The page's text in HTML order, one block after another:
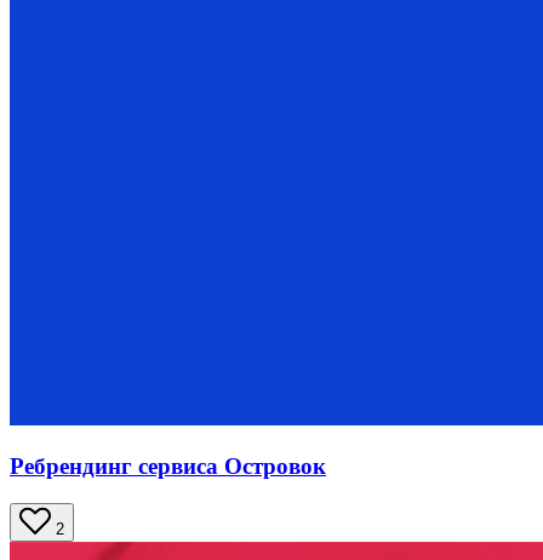
Ребрендинг сервиса Островок
2